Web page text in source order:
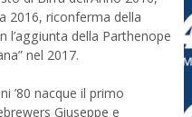
2016, riconferma della
l’aggiunta della Parthenope
nel 2017.
’80 nacque il primo
Giuseppe e